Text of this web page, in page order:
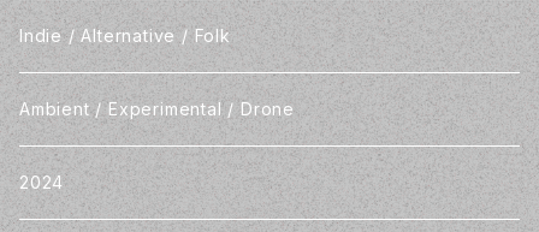
Indie / Alternative / Folk
Ambient / Experimental / Drone
2024